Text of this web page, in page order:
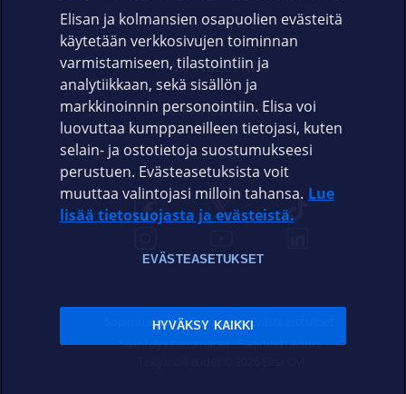
OMAYHTEISÖ
VIANSELVITYS
ASIAKASPALVELU
ELISA.FI
Sopimusehdot Tietosuoja Evästeasetukset
Sääntelyviranomaiset Saavutettavuus
Elisan ja kolmansien osapuolien evästeitä
käytetään verkkosivujen toiminnan
varmistamiseen, tilastointiin ja
analytiikkaan, sekä sisällön ja
markkinoinnin personointiin. Elisa voi
luovuttaa kumppaneilleen tietojasi, kuten
selain- ja ostotietoja suostumukseesi
perustuen. Evästeasetuksista voit
muuttaa valintojasi milloin tahansa. Lue
lisää tietosuojasta ja evästeistä.
EVÄSTEASETUKSET
HYVÄKSY KAIKKI